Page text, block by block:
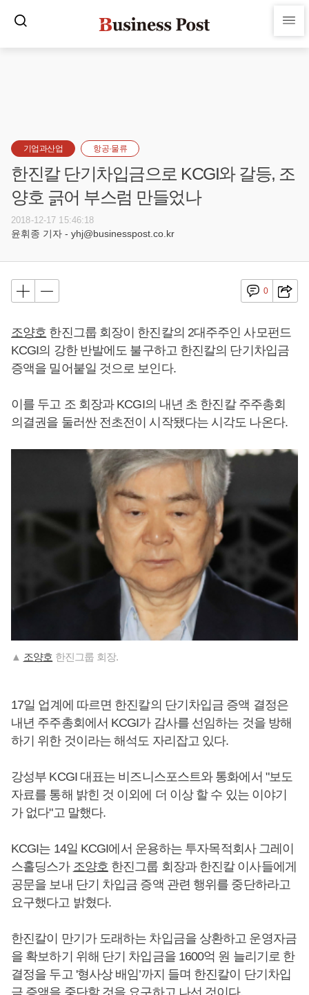
기업과산업 항공·물류
한진칼 단기차입금으로 KCGI와 갈등, 조
양호 긁어 부스럼 만들었나
2018-12-17 15:46:18
윤휘종 기자 - yhj@businesspost.co.kr
0
조양호 한진그룹 회장이 한진칼의 2대주주인 사모펀드
KCGI의 강한 반발에도 불구하고 한진칼의 단기차입금
증액을 밀어붙일 것으로 보인다.
이를 두고 조 회장과 KCGI의 내년 초 한진칼 주주총회
의결권을 둘러싼 전초전이 시작됐다는 시각도 나온다.
▲ 조양호 한진그룹 회장.
17일 업계에 따르면 한진칼의 단기차입금 증액 결정은
내년 주주총회에서 KCGI가 감사를 선임하는 것을 방해
하기 위한 것이라는 해석도 자리잡고 있다.
강성부 KCGI 대표는 비즈니스포스트와 통화에서 "보도
자료를 통해 밝힌 것 이외에 더 이상 할 수 있는 이야기
가 없다"고 말했다.
KCGI는 14일 KCGI에서 운용하는 투자목적회사 그레이
스홀딩스가 조양호한진그룹 회장과 한진칼 이사들에게
공문을 보내 단기 차입금 증액 관련 행위를 중단하라고
요구했다고 밝혔다.
한진칼이 만기가 도래하는 차입금을 상환하고 운영자금
을 확보하기 위해 단기 차입금을 1600억 원 늘리기로 한
결정을 두고 '형사상 배임’까지 들며 한진칼이 단기차입